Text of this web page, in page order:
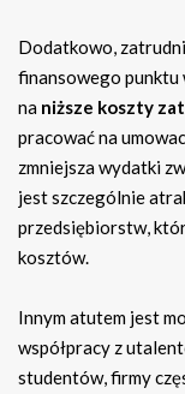
Dodatkowo,
finansowego punktu
na niższe koszty
pracować na
zmniejsza wydatki
jest szczególnie
przedsiębiorstw,
kosztów.
Innym atutem jest
współpracy z
studentów, firmy